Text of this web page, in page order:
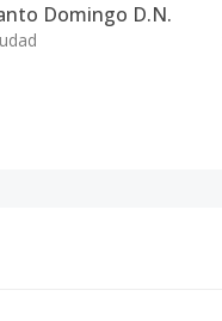
Domingo D.N.